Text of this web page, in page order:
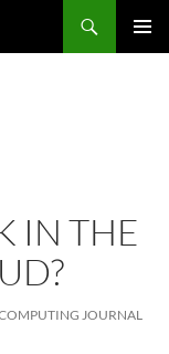
IN THE
JOURNAL